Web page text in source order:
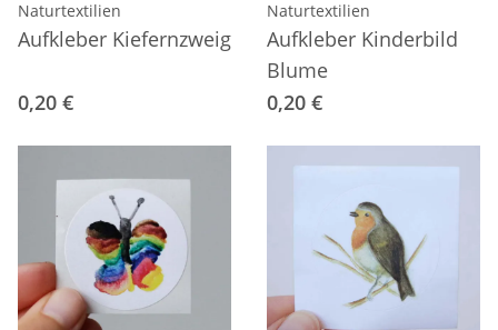
Naturtextilien
Aufkleber Kiefernzweig
0,20 €
Naturtextilien
Aufkleber Kinderbild
Blume
0,20 €